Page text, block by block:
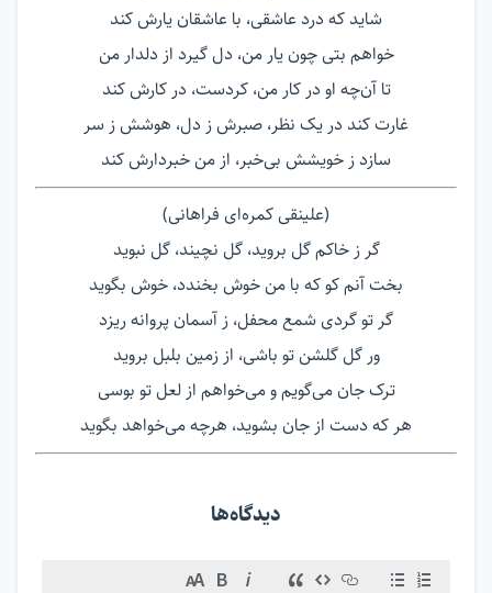
شاید که درد عاشقی، با عاشقان یارش کند
خواهم بتی چون یار من، دل گیرد از دلدار من
تا آن‌چه او در کار من، کردست، در کارش کند
غارت کند در یک نظر، صبرش ز دل، هوشش ز سر
سازد ز خویشش بی‌خبر، از من خبردارش کند
(علینقی کمره‌ای فراهانی)
گر ز خاکم گل بروید، گل نچیند، گل نبوید
بخت آنم کو که با من خوش بخندد، خوش بگوید
گر تو گردی شمع محفل، ز آسمان پروانه ریزد
ور گل گلشن تو باشی، از زمین بلبل بروید
ترک جان می‌گویم و می‌خواهم از لعل تو بوسی
هر که دست از جان بشوید، هرچه می‌خواهد بگوید
دیدگاه‌ها